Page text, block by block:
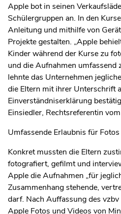
Apple bot in seinen
Schülergruppen an. In den
Anleitung und mithilfe von
Projekte gestalten. „Apple
Kinder während der Kurse zu
und die Aufnahmen
lehnte das Unternehmen
die Eltern mit ihrer Unterschrift
Einverständniserklärung
Einsiedler, Rechtsreferentin
Umfassende Erlaubnis für
Konkret mussten die Eltern
fotografiert, gefilmt und
Apple die Aufnahmen „für
Zusammenhang stehende,
darf. Nach Auffassung des
Apple Fotos und Videos von